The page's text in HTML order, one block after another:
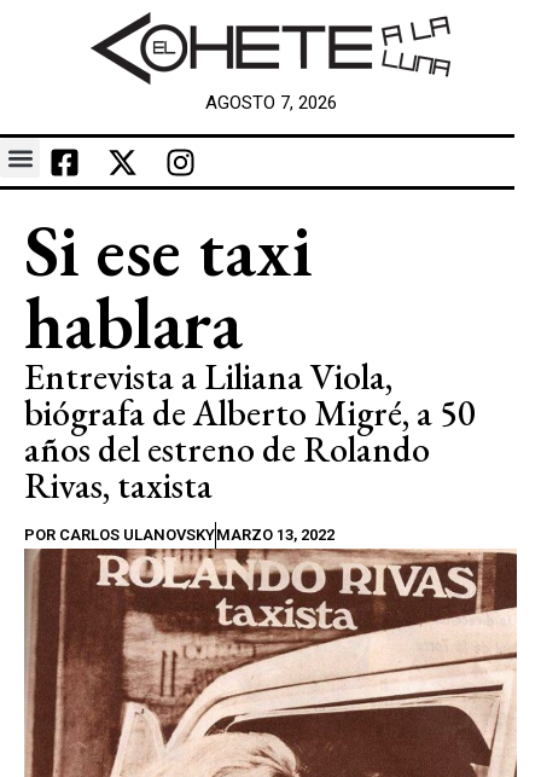
AGOSTO 7, 2026
Si ese taxi
hablara
Entrevista a Liliana Viola,
biógrafa de Alberto Migré, a 50
años del estreno de Rolando
Rivas, taxista
POR CARLOS ULANOVSKYMARZO 13, 2022